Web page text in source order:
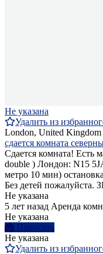
Не указана
Удалить из
London, United Kingdom
сдается комната
Сдается комната! Есть
double ) Лондон: N15
метро 10 мин)
Без детей
Не указана
5 лет назад Аренда
Не указана
Написать
Не указана
Удалить из